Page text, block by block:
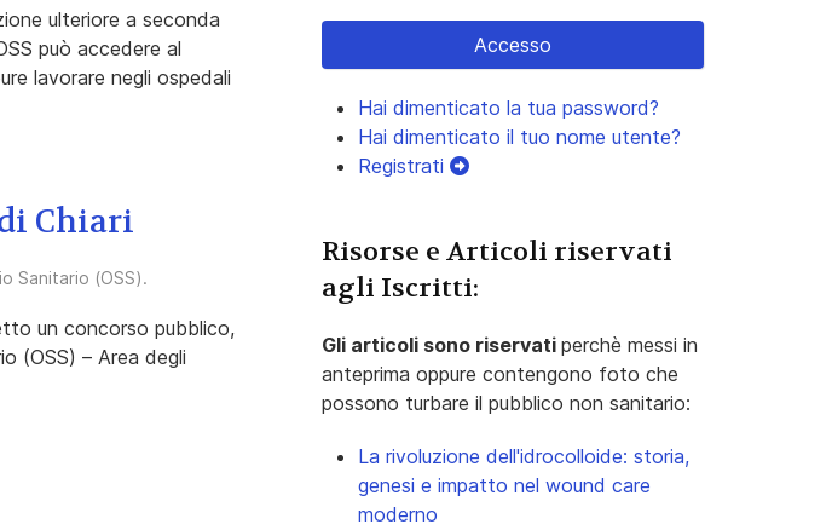
ulteriore a seconda
può accedere al
lavorare negli ospedali
di Chiari
Sanitario (OSS).
un concorso pubblico,
(OSS) – Area degli
Accesso
Hai dimenticato la tua password?
Hai dimenticato il tuo nome utente?
Registrati
Risorse e Articoli riservati
agli Iscritti:
Gli articoli sono riservati perchè messi in
anteprima oppure contengono foto che
possono turbare il pubblico non sanitario:
La rivoluzione dell'idrocolloide: storia,
genesi e impatto nel wound care
moderno